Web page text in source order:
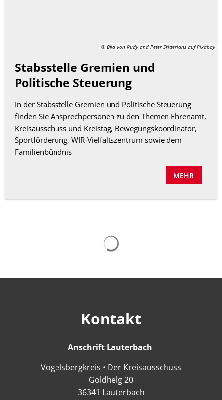
© Bild von Rudy and Peter Skitterians auf Pixabay
Stabsstelle Gremien und
Politische Steuerung
In der Stabsstelle Gremien und Politische Steuerung
finden Sie Ansprechpersonen zu den Themen Ehrenamt,
Kreisausschuss und Kreistag, Bewegungskoordinator,
Sportförderung, WIR-Vielfaltszentrum sowie dem
Familienbündnis
MEHR
Kontakt
Anschrift Lauterbach
Vogelsbergkreis • Der Kreisausschuss
Goldhelg 20
36341 Lauterbach